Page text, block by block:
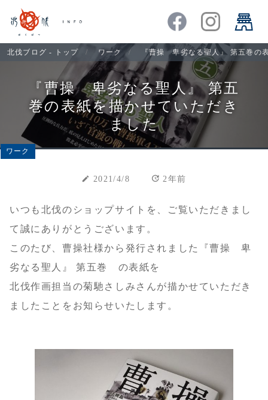
北伐ブログ - トップ ワーク 『曹操 卑劣なる聖人』 第五巻の
『曹操 卑劣なる聖人』 第五
巻の表紙を描かせていただき
ました
ワーク
create 2021/4/8 update 2年前
いつも北伐のショップサイトを、ご覧いただきまし
て誠にありがとうございます。
このたび、曹操社様から発行されました『曹操 卑
劣なる聖人』 第五巻 の表紙を
北伐作画担当の菊馳さしみさんが描かせていただき
ましたことをお知らせいたします。